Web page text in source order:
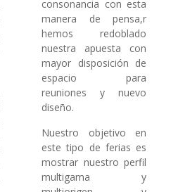
consonancia con esta
manera de pensa,r
hemos redoblado
nuestra apuesta con
mayor disposición de
espacio para
reuniones y nuevo
diseño.
Nuestro objetivo en
este tipo de ferias es
mostrar nuestro perfil
multigama y